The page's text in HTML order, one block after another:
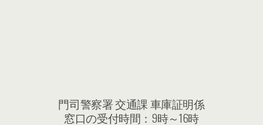
門司警察署 交通課 車庫証明係
窓口の受付時間：9時～16時